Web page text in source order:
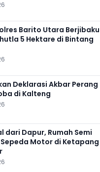
Barito Utara Berjibaku
5 Hektare di Bintang
Deklarasi Akbar Perang
di Kalteng
dari Dapur, Rumah Semi
Motor di Ketapang